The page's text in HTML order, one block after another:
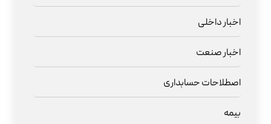
اخبار داخلی
اخبار صنعت
اصطلاحات حسابداری
بیمه